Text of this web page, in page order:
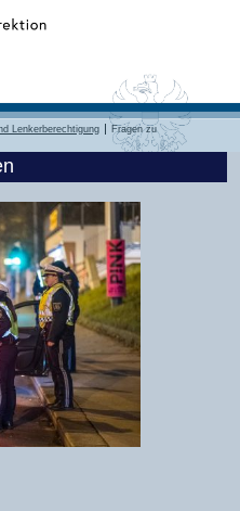
Lenkerberechtigung
Fragen zu